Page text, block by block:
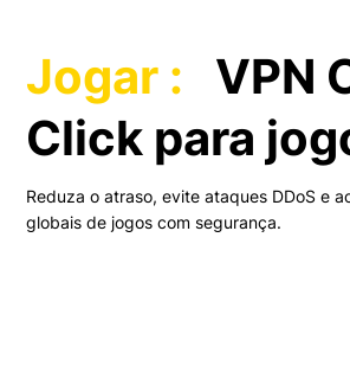
Jogar :
VPN
Click para
Reduza o atraso, evite ataques DDoS e
globais de jogos com segurança.